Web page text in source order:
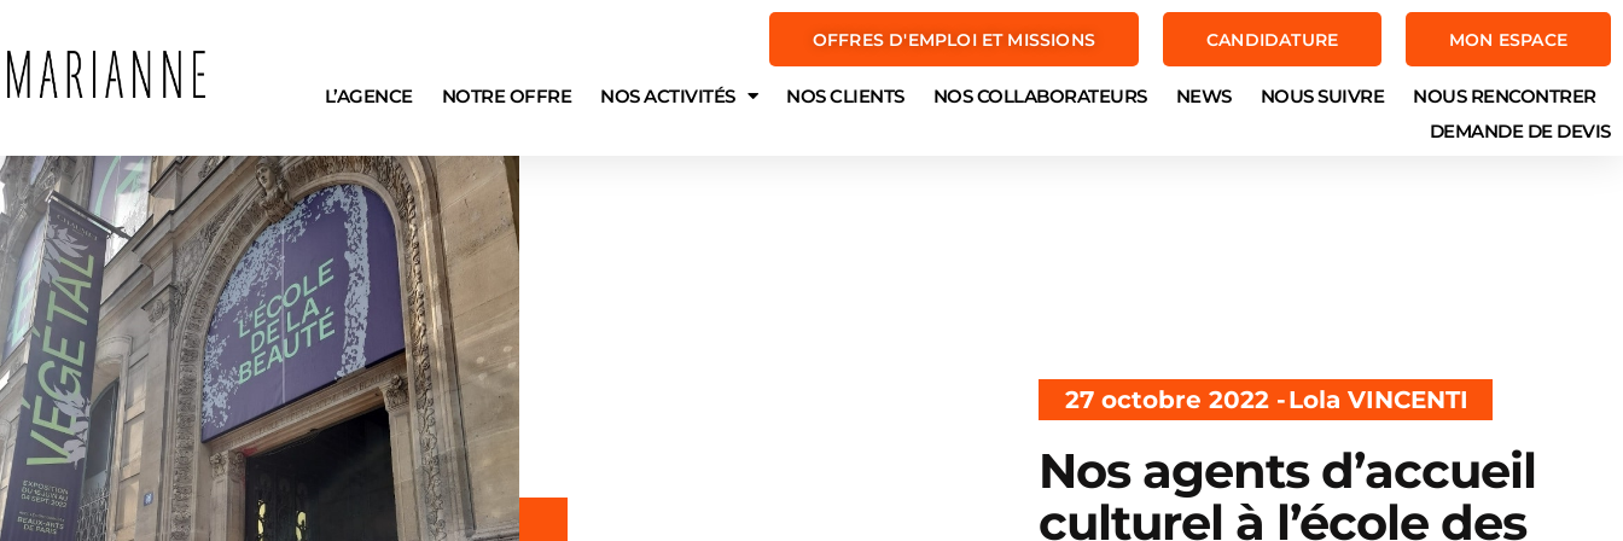
OFFRES D'EMPLOI ET MISSIONS CANDIDATURE MON ESPACE
L’AGENCE NOTRE OFFRE NOS ACTIVITÉS NOS CLIENTS NOS COLLABORATEURS NEWS NOUS SUIVRE
NOUS RENCONTRER
DEMANDE DE DEVIS
27 octobre 2022 -Lola VINCENTI
Nos agents d’accueil
culturel à l’école des